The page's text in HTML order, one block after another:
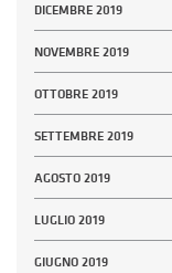
DICEMBRE 2019
NOVEMBRE 2019
OTTOBRE 2019
SETTEMBRE 2019
AGOSTO 2019
LUGLIO 2019
GIUGNO 2019